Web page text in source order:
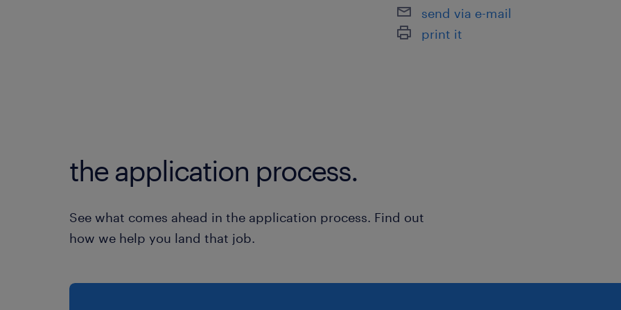
Notre client, basé à CHAMPAGNE
send via e-mail
print it
the application process.
See what comes ahead in the application process. Find out
how we help you land that job.